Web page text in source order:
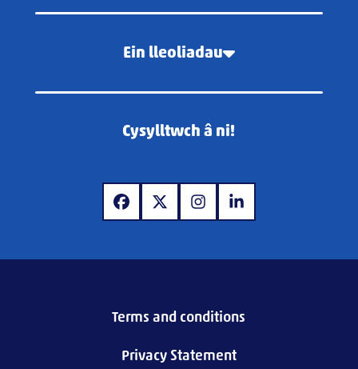
Ein lleoliadau
Cysylltwch â ni!
www.facebook.com
www.x.comwww.instagram.com
www.linkedin.com
Terms and conditions
Privacy Statement